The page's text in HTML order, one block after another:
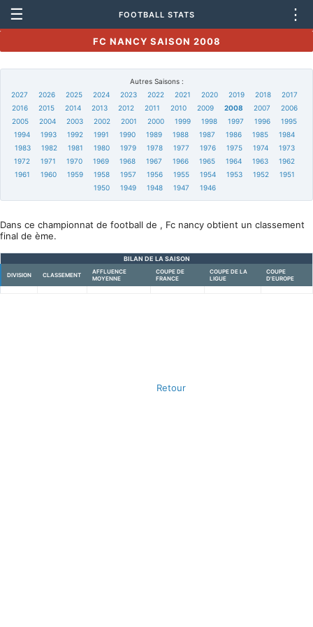
☰ FOOTBALL STATS ⋮
FC NANCY SAISON 2008
Autres Saisons :
2027
2026 2025 2024 2023 2022 2021 2020 2019 2018
2017
2016
2015 2014 2013 2012 2011 2010 2009 2008 2007
2006
2005
2004 2003 2002 2001 2000 1999 1998 1997 1996
1995
1994
1993 1992 1991 1990 1989 1988 1987 1986 1985
1984
1983
1982 1981 1980 1979 1978 1977 1976 1975 1974
1973
1972
1971 1970 1969 1968 1967 1966 1965 1964 1963
1962
1961
1960 1959 1958 1957 1956 1955 1954 1953 1952
1951
1950
1949 1948 1947 1946
Dans ce championnat de football de , Fc nancy obtient un classement
final de ème.
BILAN DE LA SAISON
DIVISION CLASSEMENT
AFFLUENCE
MOYENNE
COUPE DE
FRANCE
COUPE DE LA
LIGUE
COUPE
D'EUROPE
Retour